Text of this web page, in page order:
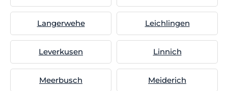
Langerwehe Leichlingen
Leverkusen Linnich
Meerbusch Meiderich